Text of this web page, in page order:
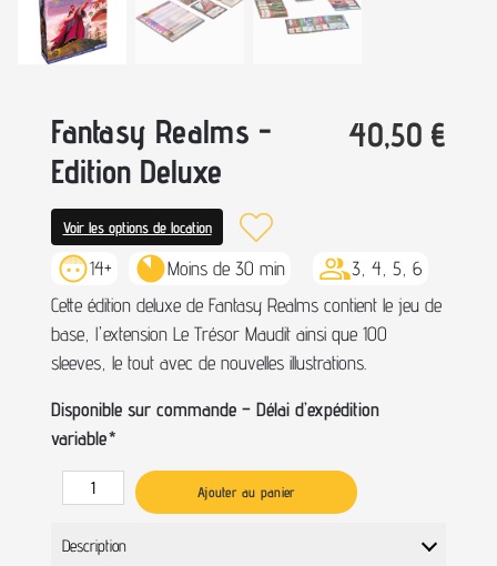
Fantasy Realms -
Edition Deluxe
40,50 €
Voir les options de location
14+ Moins de 30 min
3, 4, 5, 6
Cette édition deluxe de Fantasy Realms contient le jeu de
base, l'extension Le Trésor Maudit ainsi que 100
sleeves, le tout avec de nouvelles illustrations.
Disponible sur commande – Délai d’expédition
variable*
Ajouter au panier
Description